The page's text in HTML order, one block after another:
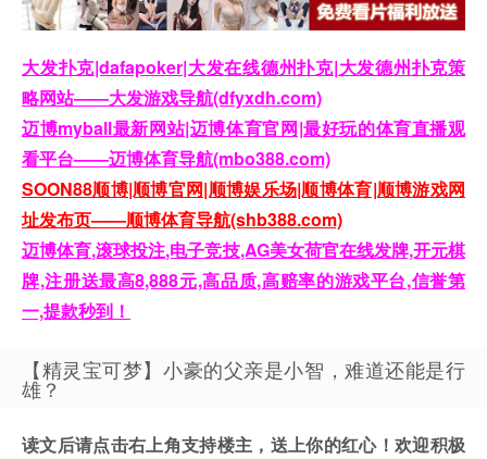
大发扑克|dafapoker|大发在线德州扑克|大发德州扑克策
略网站——大发游戏导航(dfyxdh.com)
迈博myball最新网站|迈博体育官网|最好玩的体育直播观
看平台——迈博体育导航(mbo388.com)
SOON88顺博|顺博官网|顺博娱乐场|顺博体育|顺博游戏网
址发布页——顺博体育导航(shb388.com)
迈博体育,滚球投注,电子竞技,AG美女荷官在线发牌,开元棋
牌,注册送最高8,888元,高品质,高赔率的游戏平台,信誉第
一,提款秒到！
【精灵宝可梦】小豪的父亲是小智，难道还能是行
雄？
读文后请点击右上角支持楼主，送上你的红心！欢迎积极